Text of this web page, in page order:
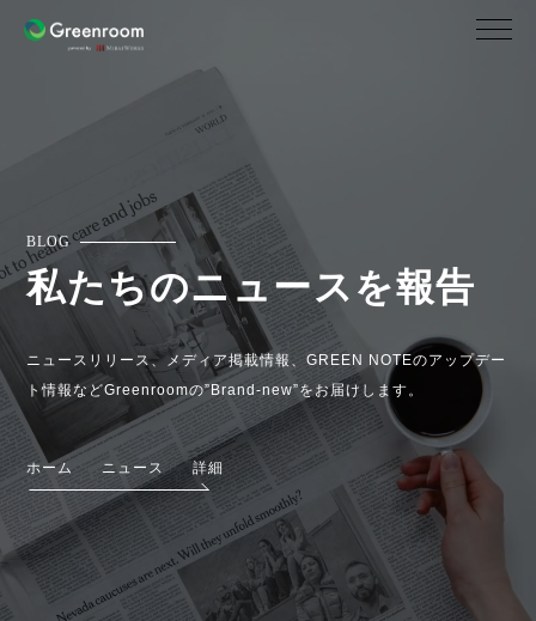
BLOG
私たちのニュースを報告
ニュースリリース、メディア掲載情報、GREEN NOTEのアップデー
ト情報などGreenroomの”Brand-new”をお届けします。
ホーム ニュース 詳細